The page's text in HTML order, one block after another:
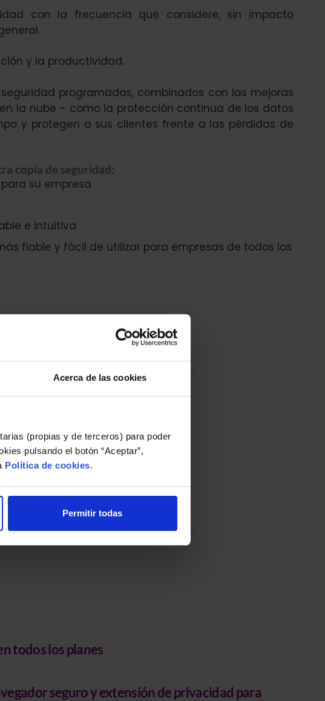
Acerca de las cookies
(propias y de terceros) para poder
pulsando el botón “Aceptar”,
Política de cookies.
Permitir todas
con la frecuencia que considere, sin impacto
y la productividad.
programadas, combinados con las mejoras
la nube – como la protección continua de los datos
y protegen a sus clientes frente a las pérdidas de
copia de seguridad:
su empresa
e intuitiva
fiable y fácil de utilizar para empresas de todos los
todos los planes
seguro y extensión de privacidad para